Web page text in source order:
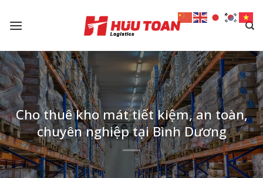
Cho thuê kho mát tiết kiệm, an toàn,
chuyên nghiệp tại Bình Dương